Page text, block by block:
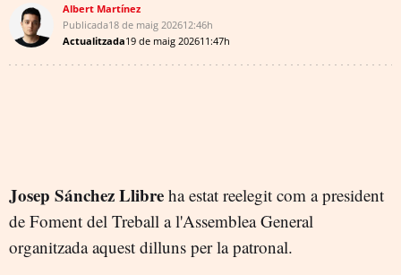
Albert Martínez
Publicada18 de maig 202612:46h
Actualitzada19 de maig 202611:47h
Josep Sánchez Llibre ha estat reelegit com a president
de Foment del Treball a l'Assemblea General
organitzada aquest dilluns per la patronal.